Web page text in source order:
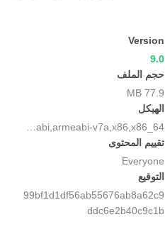
Version
9.0
حجم الملف
77.9 MB
الهيكل
تقييم المحتوى
Everyone
التوقيع
99bf1d1df56ab55676ab8a62c9
ddc6e2b40c9c1b